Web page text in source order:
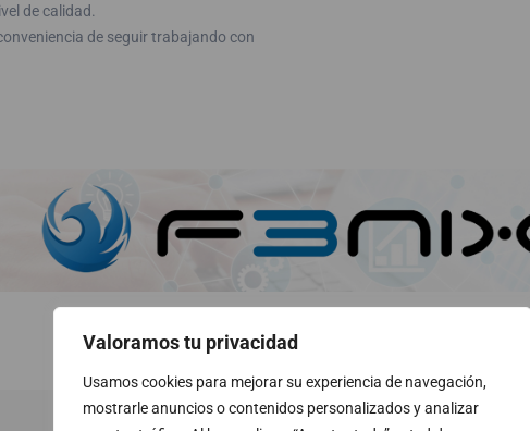
Valoramos tu privacidad
Usamos cookies para mejorar su experiencia de navegación,
mostrarle anuncios o contenidos personalizados y analizar
de calidad.
de seguir trabajando con
Casos de éxito ERP /